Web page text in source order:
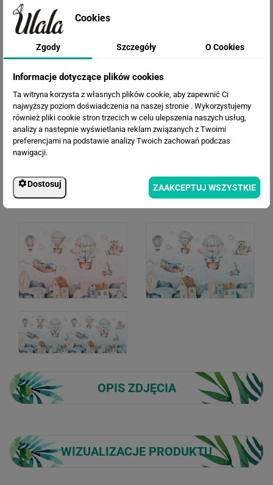
Rabat:
Cena po rabacie:
WERSJE KOLORYSTYCZNE
OPIS ZDJĘCIA
WIZUALIZACJE PRODUKTU
Cookies
Zgody Szczegóły O Cookies
Informacje dotyczące plików cookies
Ta witryna korzysta z własnych plików cookie, aby zapewnić Ci
najwyższy poziom doświadczenia na naszej stronie . Wykorzystujemy
również pliki cookie stron trzecich w celu ulepszenia naszych usług,
analizy a nastepnie wyświetlania reklam związanych z Twoimi
preferencjami na podstawie analizy Twoich zachowań podczas
nawigacji.
Dostosuj ZAAKCEPTUJ WSZYSTKIE